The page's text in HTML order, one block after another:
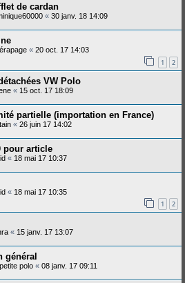
de cardan
« 30 janv. 18 14:09
« 20 oct. 17 14:03
1 2
VW Polo
« 15 oct. 17 18:09
partielle (importation en France)
« 26 juin 17 14:02
pour article
« 18 mai 17 10:37
« 18 mai 17 10:35
1 2
« 15 janv. 17 13:07
général
polo « 08 janv. 17 09:11